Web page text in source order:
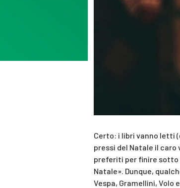
Certo: i libri vanno letti
pressi del Natale il
preferiti per finire sotto
Natale». Dunque,
Vespa, Gramellini,